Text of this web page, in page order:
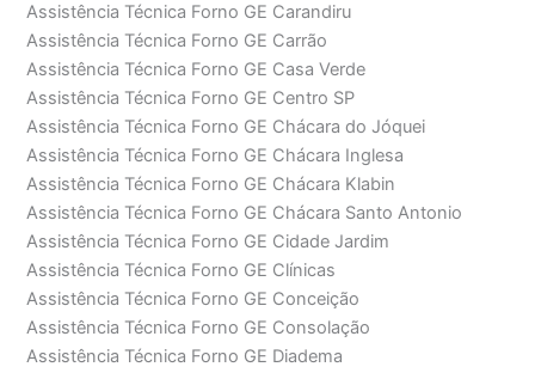
Assistência Técnica Forno GE Carandiru
Assistência Técnica Forno GE Carrão
Assistência Técnica Forno GE Casa Verde
Assistência Técnica Forno GE Centro SP
Assistência Técnica Forno GE Chácara do Jóquei
Assistência Técnica Forno GE Chácara Inglesa
Assistência Técnica Forno GE Chácara Klabin
Assistência Técnica Forno GE Chácara Santo Antonio
Assistência Técnica Forno GE Cidade Jardim
Assistência Técnica Forno GE Clínicas
Assistência Técnica Forno GE Conceição
Assistência Técnica Forno GE Consolação
Assistência Técnica Forno GE Diadema